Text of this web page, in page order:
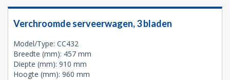
Verchroomde serveerwagen, 3 bladen
Model/Type: CC432
Breedte (mm): 457 mm
Diepte (mm): 910 mm
Hoogte (mm): 960 mm